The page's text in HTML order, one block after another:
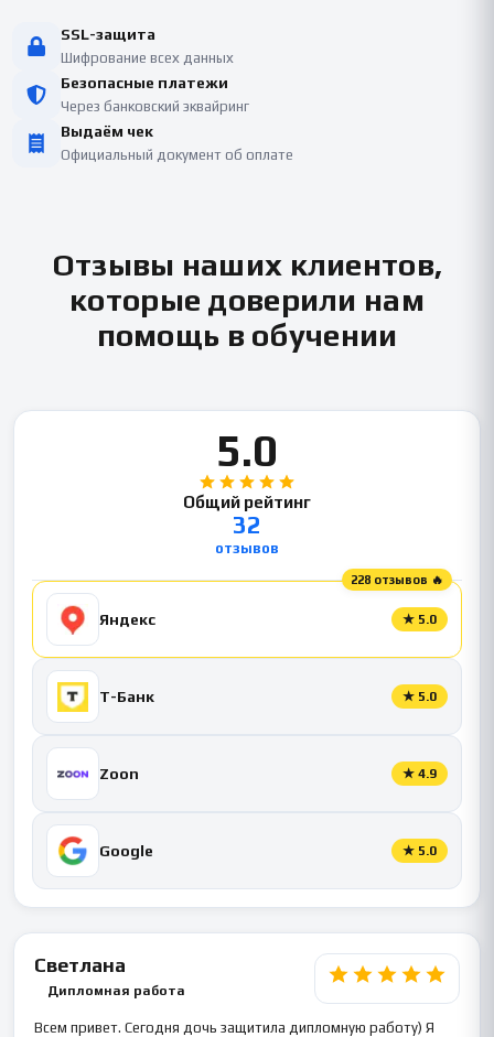
SSL-защита
Шифрование всех данных
Безопасные платежи
Через банковский эквайринг
Выдаём чек
Официальный документ об оплате
Отзывы наших клиентов,
которые доверили нам
помощь в обучении
5.0
Общий рейтинг
32
отзывов
228 отзывов 🔥
Яндекс ★ 5.0
Т-Банк ★ 5.0
Zoon ★ 4.9
Google ★ 5.0
Светлана
Дипломная работа
Всем привет. Сегодня дочь защитила дипломную работу) Я